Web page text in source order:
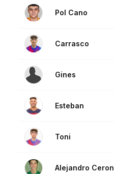
Pol Cano
Carrasco
Gines
Esteban
Toni
Alejandro Ceron